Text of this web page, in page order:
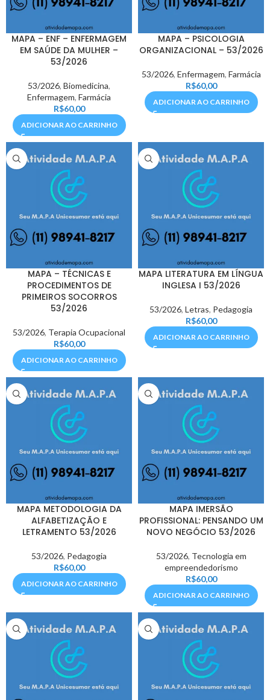
MAPA – ENF – ENFERMAGEM
EM SAÚDE DA MULHER –
53/2026
53/2026, Biomedicina,
Enfermagem, Farmácia
R$60,00
ADICIONAR AO CARRINHO
MAPA – PSICOLOGIA
ORGANIZACIONAL – 53/2026
53/2026, Enfermagem, Farmácia
R$60,00
ADICIONAR AO CARRINHO
MAPA – TÉCNICAS E
PROCEDIMENTOS DE
PRIMEIROS SOCORROS
53/2026
53/2026, Terapia Ocupacional
R$60,00
ADICIONAR AO CARRINHO
MAPA LITERATURA EM LÍNGUA
INGLESA I 53/2026
53/2026, Letras, Pedagogia
R$60,00
ADICIONAR AO CARRINHO
MAPA METODOLOGIA DA
ALFABETIZAÇÃO E
LETRAMENTO 53/2026
53/2026, Pedagogia
R$60,00
ADICIONAR AO CARRINHO
MAPA IMERSÃO
PROFISSIONAL: PENSANDO UM
NOVO NEGÓCIO 53/2026
53/2026, Tecnologia em
empreendedorismo
R$60,00
ADICIONAR AO CARRINHO